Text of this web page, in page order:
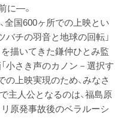
に―。
全国600ヶ所での上映とい
バチの羽音と地球の回転」
を描いてきた鎌仲ひとみ監
小さき声のカノン－選択す
の上映実現のため、みなさ
主人公となるのは、福島原
原発事故後のベラルーシ